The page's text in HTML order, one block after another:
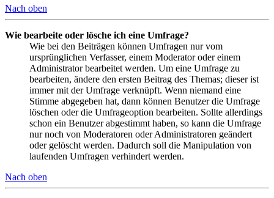
Nach oben
Wie bearbeite oder lösche ich eine Umfrage?
Wie bei den Beiträgen können Umfragen nur vom
ursprünglichen Verfasser, einem Moderator oder einem
Administrator bearbeitet werden. Um eine Umfrage zu
bearbeiten, ändere den ersten Beitrag des Themas; dieser ist
immer mit der Umfrage verknüpft. Wenn niemand eine
Stimme abgegeben hat, dann können Benutzer die Umfrage
löschen oder die Umfrageoption bearbeiten. Sollte allerdings
schon ein Benutzer abgestimmt haben, so kann die Umfrage
nur noch von Moderatoren oder Administratoren geändert
oder gelöscht werden. Dadurch soll die Manipulation von
laufenden Umfragen verhindert werden.
Nach oben